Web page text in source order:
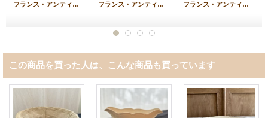
フランス・アンティーク プレスガラスのソルト＆ペッパー（塩コショウ入れ） フランス・アンティーク ガラスのソルト＆ペッパー（塩コショウ入れ）／BAYEL フランス・アンティーク ガラスのソルト＆ペッパー（塩コショウ入れ）／ウッドハンドル
この商品を買った人は、こんな商品も買っています